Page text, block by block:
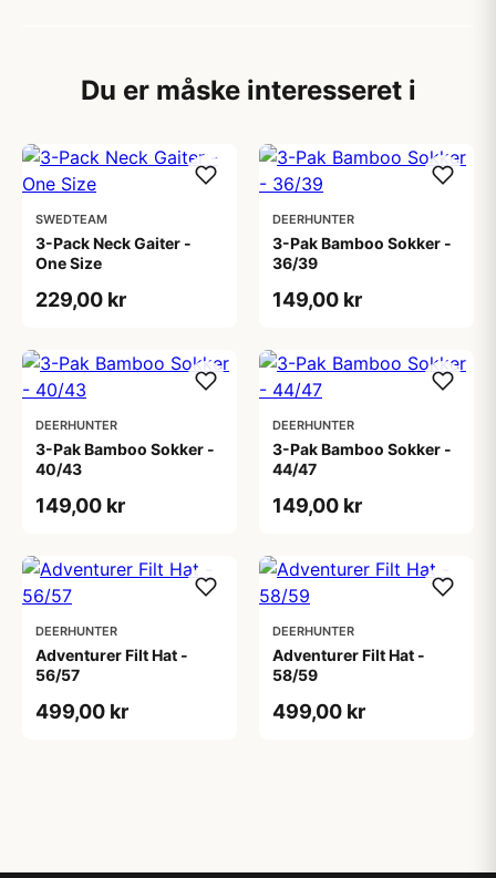
Du er måske interesseret i
SWEDTEAM
3-Pack Neck Gaiter -
One Size
229,00 kr
DEERHUNTER
3-Pak Bamboo Sokker -
36/39
149,00 kr
DEERHUNTER
3-Pak Bamboo Sokker -
40/43
149,00 kr
DEERHUNTER
3-Pak Bamboo Sokker -
44/47
149,00 kr
DEERHUNTER
Adventurer Filt Hat -
56/57
499,00 kr
DEERHUNTER
Adventurer Filt Hat -
58/59
499,00 kr